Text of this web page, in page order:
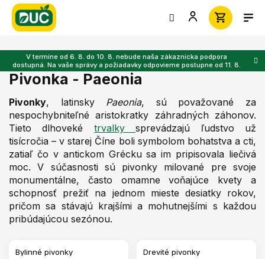
Prejsť
obsah
V termíne od 6. 8. do 10. 8. nebude naša zákaznícka podpora
dostupná. Na vaše správy a požiadavky odpovieme postupne od 11. 8.
Pivonka - Paeonia
Pivonky, latinsky Paeonia, sú považované za
nespochybniteľné aristokratky záhradných záhonov.
Tieto dlhoveké trvalkysprevádzajú ľudstvo už
tisícročia – v starej Číne boli symbolom bohatstva a cti,
zatiaľ čo v antickom Grécku sa im pripisovala liečivá
moc. V súčasnosti sú pivonky milované pre svoje
monumentálne, často omamne voňajúce kvety a
schopnosť prežiť na jednom mieste desiatky rokov,
pričom sa stávajú krajšími a mohutnejšími s každou
pribúdajúcou sezónou.
Bylinné pivonky Drevité pivonky